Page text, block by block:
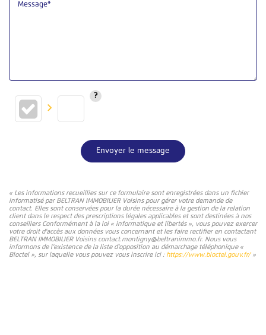
Message*
Envoyer le message
« Les informations recueillies sur ce formulaire sont enregistrées dans un fichier
informatisé par BELTRAN IMMOBILIER Voisins pour gérer votre demande de
contact. Elles sont conservées pour la durée nécessaire à la gestion de la relation
client dans le respect des prescriptions légales applicables et sont destinées à nos
conseillers Conformément à la loi « informatique et libertés », vous pouvez exercer
votre droit d'accès aux données vous concernant et les faire rectifier en contactant
BELTRAN IMMOBILIER Voisins contact.montigny@beltranimmo.fr. Nous vous
informons de l'existence de la liste d'opposition au démarchage téléphonique «
Bloctel », sur laquelle vous pouvez vous inscrire ici : https://www.bloctel.gouv.fr/»